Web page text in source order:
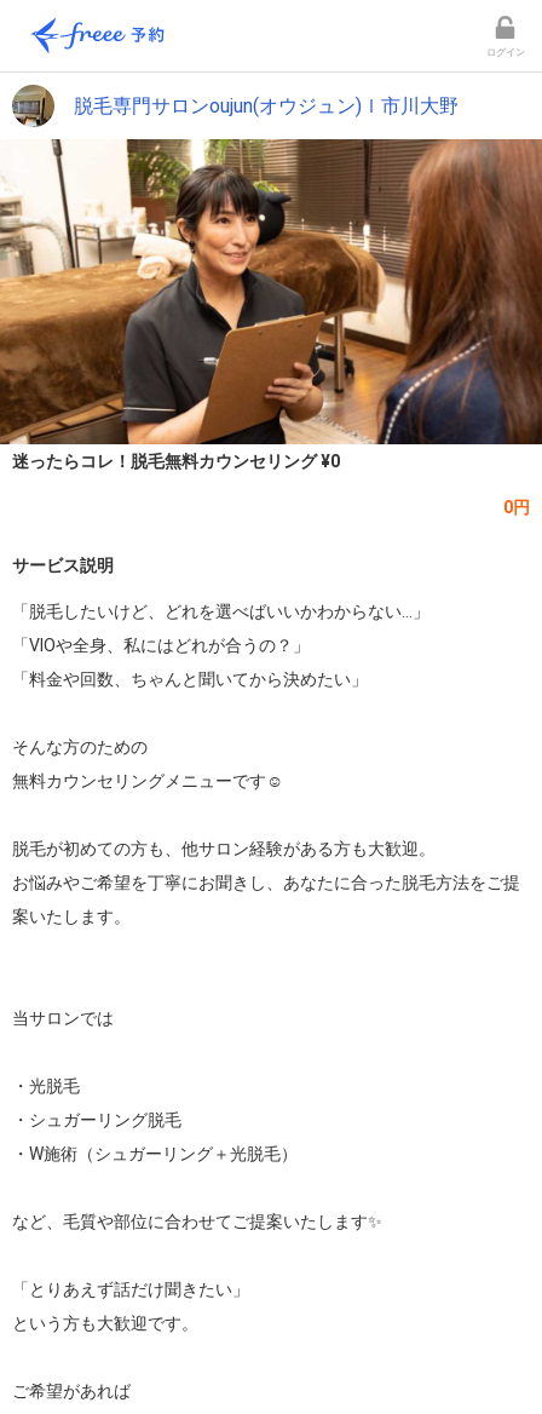
ログイン
脱毛専門サロンoujun(オウジュン)ｌ市川大野
迷ったらコレ！脱毛無料カウンセリング ¥0
0円
サービス説明
「脱毛したいけど、どれを選べばいいかわからない…」
「VIOや全身、私にはどれが合うの？」
「料金や回数、ちゃんと聞いてから決めたい」
そんな方のための
無料カウンセリングメニューです☺️
脱毛が初めての方も、他サロン経験がある方も大歓迎。
お悩みやご希望を丁寧にお聞きし、あなたに合った脱毛方法をご提
案いたします。
当サロンでは
・光脱毛
・シュガーリング脱毛
・W施術（シュガーリング＋光脱毛）
など、毛質や部位に合わせてご提案いたします✨
「とりあえず話だけ聞きたい」
という方も大歓迎です。
ご希望があれば